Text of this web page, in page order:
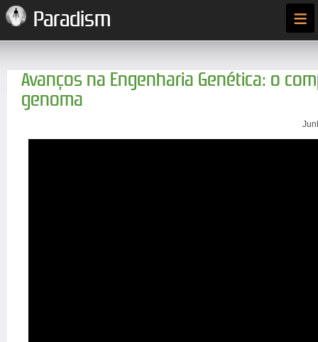
Paradism ≡
Avanços na Engenharia Genética: o
genoma